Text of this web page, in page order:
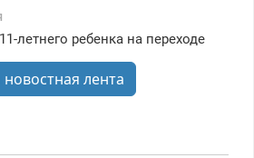
летнего ребенка на переходе
новостная лента